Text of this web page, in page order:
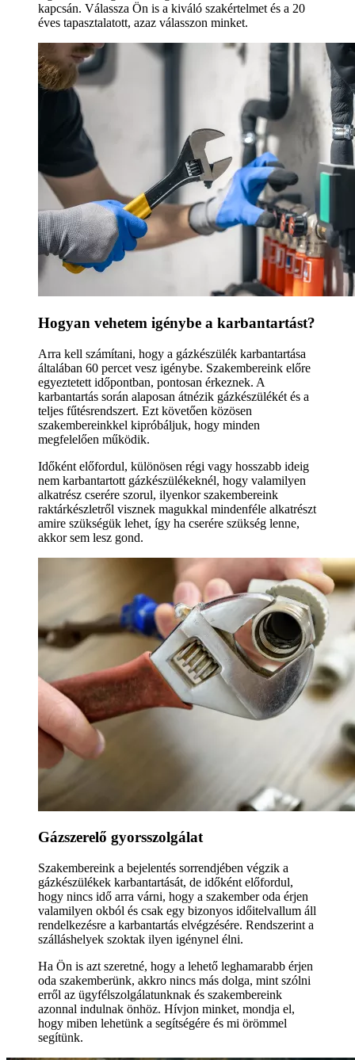
kapcsán. Válassza Ön is a kiváló szakértelmet és a 20
éves tapasztalatott, azaz válasszon minket.
Hogyan vehetem igénybe a karbantartást?
Arra kell számítani, hogy a gázkészülék karbantartása
általában 60 percet vesz igénybe. Szakembereink előre
egyeztetett időpontban, pontosan érkeznek. A
karbantartás során alaposan átnézik gázkészülékét és a
teljes fűtésrendszert. Ezt követően közösen
szakembereinkkel kipróbáljuk, hogy minden
megfelelően működik.
Időként előfordul, különösen régi vagy hosszabb ideig
nem karbantartott gázkészülékeknél, hogy valamilyen
alkatrész cserére szorul, ilyenkor szakembereink
raktárkészletről visznek magukkal mindenféle alkatrészt
amire szükségük lehet, így ha cserére szükség lenne,
akkor sem lesz gond.
Gázszerelő gyorsszolgálat
Szakembereink a bejelentés sorrendjében végzik a
gázkészülékek karbantartását, de időként előfordul,
hogy nincs idő arra várni, hogy a szakember oda érjen
valamilyen okból és csak egy bizonyos időitelvallum áll
rendelkezésre a karbantartás elvégzésére. Rendszerint a
szálláshelyek szoktak ilyen igénynel élni.
Ha Ön is azt szeretné, hogy a lehető leghamarabb érjen
oda szakemberünk, akkro nincs más dolga, mint szólni
erről az ügyfélszolgálatunknak és szakembereink
azonnal indulnak önhöz. Hívjon minket, mondja el,
hogy miben lehetünk a segítségére és mi örömmel
segítünk.